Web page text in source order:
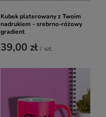
Kubek platerowany z Twoim
nadrukiem - srebrno-różowy
gradient
39,00 zł / szt.